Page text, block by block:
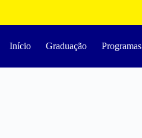
Início Graduação Programas